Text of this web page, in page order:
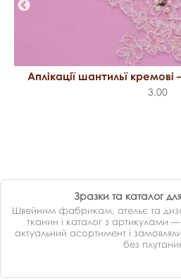
Аплікації шантильї кремові
3.00
Зразки та каталог
Швейним фабрикам, ательє та
тканин і каталог з артикулами
актуальний асортимент і
без